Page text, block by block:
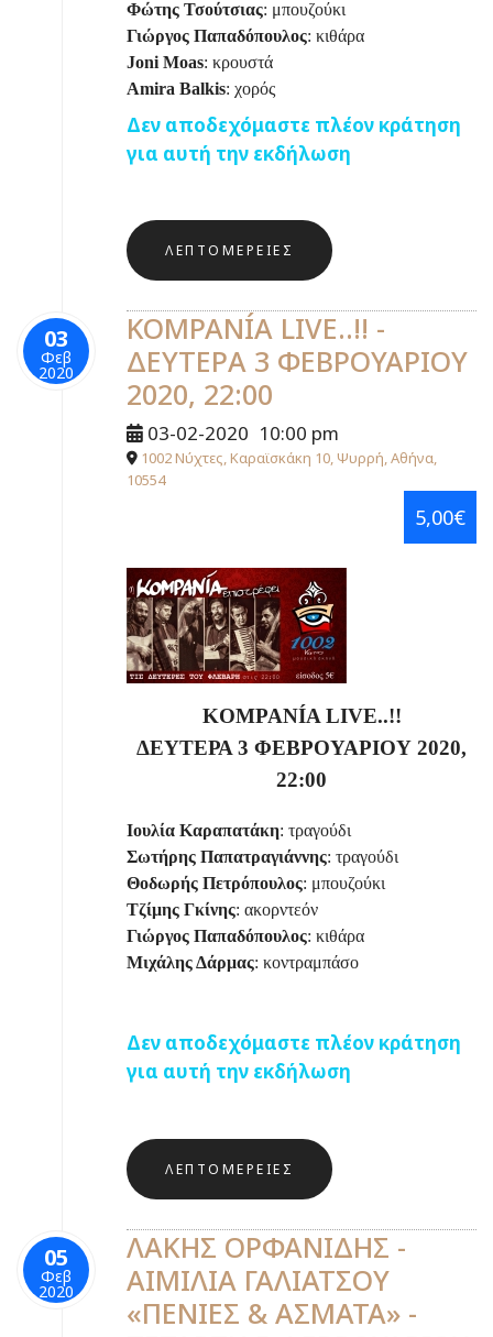
Φώτης Τσούτσιας: μπουζούκι
Γιώργος Παπαδόπουλος: κιθάρα
Joni Moas: κρουστά
Amira Balkis: χορός
Δεν αποδεχόμαστε πλέον κράτηση
για αυτή την εκδήλωση
ΛΕΠΤΟΜΈΡΕΙΕΣ
03
Φεβ
2020
KOMPANÍA LIVE..!! -
ΔΕΥΤΕΡΑ 3 ΦΕΒΡΟΥΑΡΙΟΥ
2020, 22:00
03-02-2020 10:00 pm
1002 Νύχτες, Καραϊσκάκη 10, Ψυρρή, Αθήνα,
10554
5,00€
KOMPANÍA LIVE..!!
ΔΕΥΤΕΡΑ 3 ΦΕΒΡΟΥΑΡΙΟΥ 2020,
22:00
Ιουλία Καραπατάκη: τραγούδι
Σωτήρης Παπατραγιάννης: τραγούδι
Θοδωρής Πετρόπουλος: μπουζούκι
Τζίμης Γκίνης: ακορντεόν
Γιώργος Παπαδόπουλος: κιθάρα
Μιχάλης Δάρμας: κοντραμπάσο
Δεν αποδεχόμαστε πλέον κράτηση
για αυτή την εκδήλωση
ΛΕΠΤΟΜΈΡΕΙΕΣ
05
Φεβ
2020
ΛΑΚΗΣ ΟΡΦΑΝΙΔΗΣ -
ΑΙΜΙΛΙΑ ΓΑΛΙΑΤΣΟΥ
«ΠΕΝΙΕΣ & ΑΣΜΑΤΑ» -